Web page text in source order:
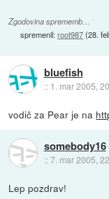
Zgodovina sprememb…
spremenil:root987(28.
bluefish
:: 1. mar 2005,
vodič za Pear je na
somebody16
::7. mar 2005,
Lep pozdrav!